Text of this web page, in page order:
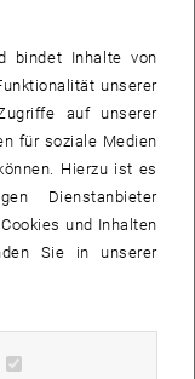
Bild
© privat
1/3 Bilder
Schnabl, Inge
Frank, Anton
Univ.-Prof. Dr. Hans
bindet Inhalte von
unserer
auf unserer
für soziale Medien
Hierzu ist es
Dienstanbieter
und Inhalten
Sie in unserer
zulassen